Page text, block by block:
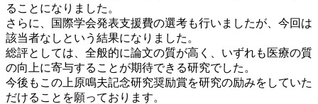
ることになりました。
さらに、国際学会発表支援費の選考も行いましたが、今回は
該当者なしという結果になりました。
総評としては、全般的に論文の質が高く、いずれも医療の質
の向上に寄与することが期待できる研究でした。
今後もこの上原鳴夫記念研究奨励賞を研究の励みをしていた
だけることを願っております。